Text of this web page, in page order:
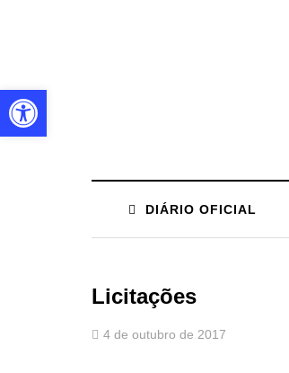
DIÁRIO OFICIAL
Licitações
4 de outubro de 2017
Barra de Ferramentas Aberta